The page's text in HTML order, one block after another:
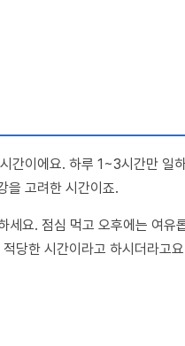
간이에요. 하루 1~3시간만 일
을 고려한 시간이죠.
요. 점심 먹고 오후에는 여유
당한 시간이라고 하시더라고